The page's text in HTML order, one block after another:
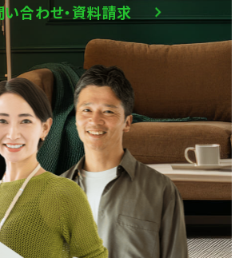
い合わせ・資料請求